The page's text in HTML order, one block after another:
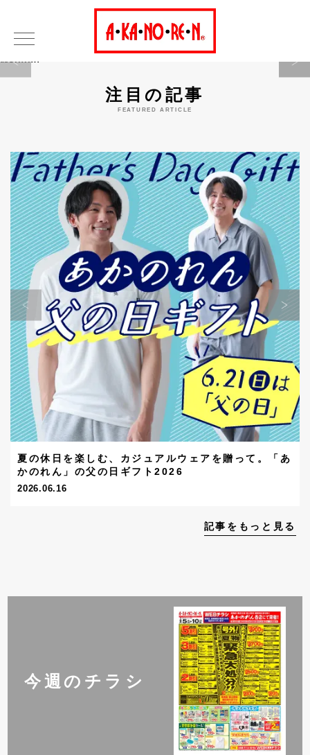
Warning
注目の記事
FEATURED ARTICLE
夏の休日を楽しむ、カジュアルウェアを贈って。「あ
かのれん」の父の日ギフト2026
2026.06.16
記事をもっと見る
今週のチラシ